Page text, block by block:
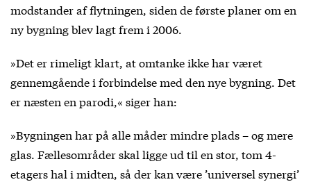
modstander af flytningen, siden de første planer om en
ny bygning blev lagt frem i 2006.
»Det er rimeligt klart, at omtanke ikke har været
gennemgående i forbindelse med den nye bygning. Det
er næsten en parodi,« siger han:
»Bygningen har på alle måder mindre plads – og mere
glas. Fællesområder skal ligge ud til en stor, tom 4-
etagers hal i midten, så der kan være ’universel synergi’